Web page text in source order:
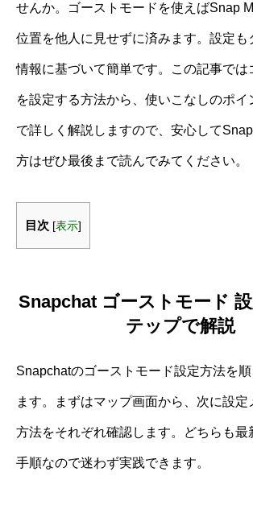
せんか。ゴーストモードを使えばSnap
位置を他人に見せずに済みます。設定も
情報に基づいて簡単です。この記事では
を設定する方法から、使いこなしのポイ
で詳しく解説しますので、安心して
方はぜひ最後まで読んでみてください。
目次 [表示]
Snapchat ゴーストモード
テップで解説
Snapchatのゴーストモード設定方法を
ます。まずはマップ画面から、次に設
方法をそれぞれ確認します。どちらも最
手順なので迷わず実践できます。